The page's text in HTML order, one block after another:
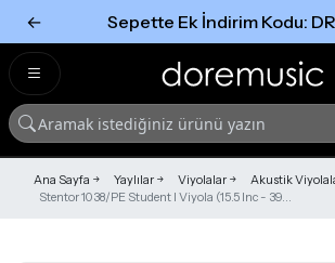
← Sepette Ek İndirim Kodu:
Ana Sayfa Yaylılar Viyolalar
Akustik
Stentor 1038/PE Student I Viyola (15.5 Inc - 39...